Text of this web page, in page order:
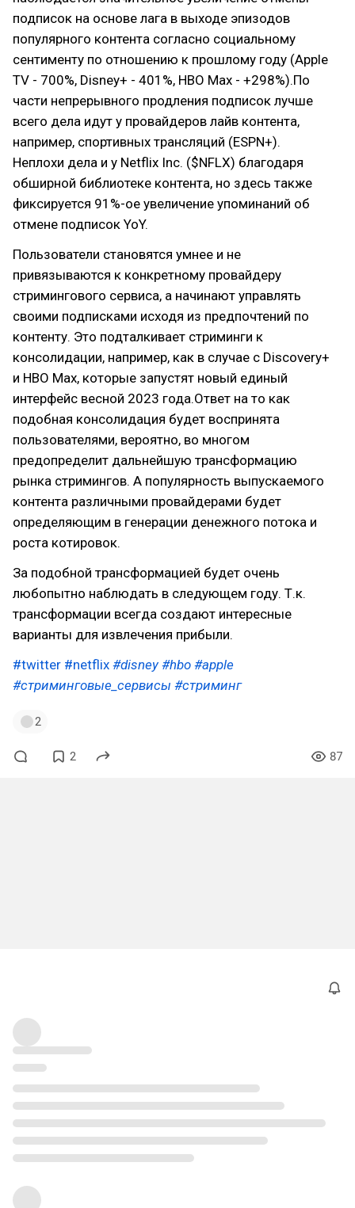
подписок на основе лага в выходе эпизодов
популярного контента согласно социальному
сентименту по отношению к прошлому году (Apple
TV - 700%, Disney+ - 401%, HBO Max - +298%).По
части непрерывного продления подписок лучше
всего дела идут у провайдеров лайв контента,
например, спортивных трансляций (ESPN+).
Неплохи дела и у Netflix Inc. ($NFLX) благодаря
обширной библиотеке контента, но здесь также
фиксируется 91%-ое увеличение упоминаний об
отмене подписок YoY.
Пользователи становятся умнее и не
привязываются к конкретному провайдеру
стримингового сервиса, а начинают управлять
своими подписками исходя из предпочтений по
контенту. Это подталкивает стриминги к
консолидации, например, как в случае с Discovery+
и HBO Max, которые запустят новый единый
интерфейс весной 2023 года.Ответ на то как
подобная консолидация будет воспринята
пользователями, вероятно, во многом
предопределит дальнейшую трансформацию
рынка стримингов. А популярность выпускаемого
контента различными провайдерами будет
определяющим в генерации денежного потока и
роста котировок.
За подобной трансформацией будет очень
любопытно наблюдать в следующем году. Т.к.
трансформации всегда создают интересные
варианты для извлечения прибыли.
#twitter #netflix #disney #hbo #apple
#стриминговые_сервисы #стриминг
2
2 87